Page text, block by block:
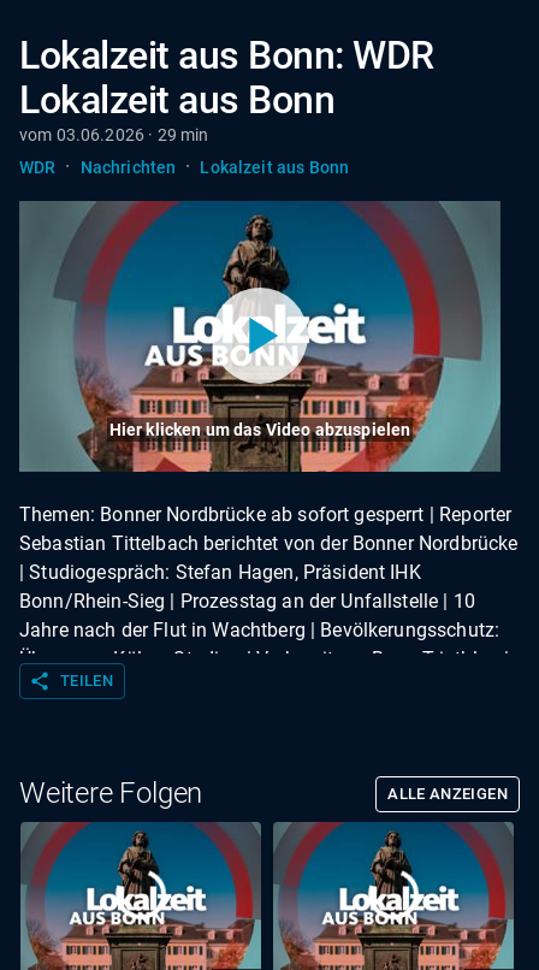
Lokalzeit aus Bonn: WDR
Lokalzeit aus Bonn
vom 03.06.2026 · 29 min
WDR
· Nachrichten · Lokalzeit aus Bonn
Hier klicken um das Video abzuspielen
Themen: Bonner Nordbrücke ab sofort gesperrt | Reporter
Sebastian Tittelbach berichtet von der Bonner Nordbrücke
| Studiogespräch: Stefan Hagen, Präsident IHK
Bonn/Rhein-Sieg | Prozesstag an der Unfallstelle | 10
Jahre nach der Flut in Wachtberg | Bevölkerungsschutz:
Übung am Kölner Stadion | Vorbereitung Bonn Triathlon |
Studiogespräch: Arne Wenzel, Mitorganisator Bonn
share TEILEN
Weitere Folgen ALLE ANZEIGEN